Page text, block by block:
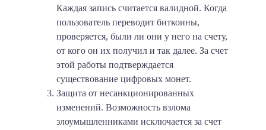
Каждая запись считается валидной. Когда
пользователь переводит биткоины,
проверяется, были ли они у него на счету,
от кого он их получил и так далее. За счет
этой работы подтверждается
существование цифровых монет.
Защита от несанкционированных
изменений. Возможность взлома
злоумышленниками исключается за счет